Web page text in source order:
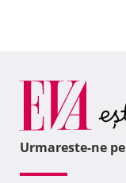
Urmareste-ne pe